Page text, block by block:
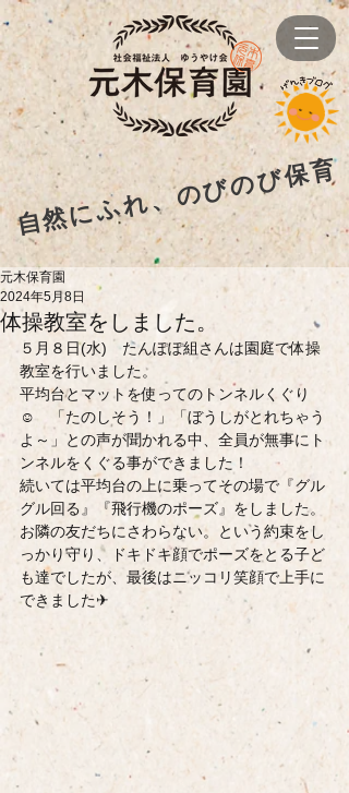
自然にふれ、のびのび保育
体操教室をしました。
元木保育園
2024年5月8日
５月８日(水)　たんぽぽ組さんは園庭で体操
教室を行いました。
平均台とマットを使ってのトンネルくぐり
☺　「たのしそう！」「ぼうしがとれちゃう
よ～」との声が聞かれる中、全員が無事にト
ンネルをくぐる事ができました！
続いては平均台の上に乗ってその場で『グル
グル回る』『飛行機のポーズ』をしました。
お隣の友だちにさわらない。という約束をし
っかり守り、ドキドキ顔でポーズをとる子ど
も達でしたが、最後はニッコリ笑顔で上手に
できました✈